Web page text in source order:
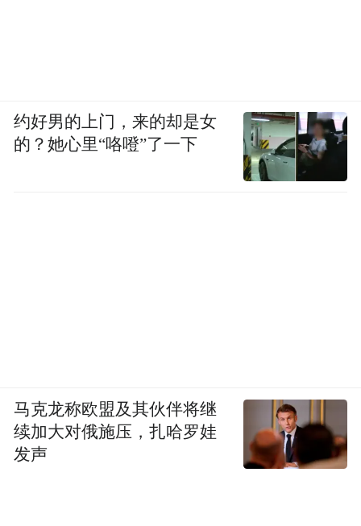
约好男的上门，来的却是女
的？她心里“咯噔”了一下
马克龙称欧盟及其伙伴将继
续加大对俄施压，扎哈罗娃
发声